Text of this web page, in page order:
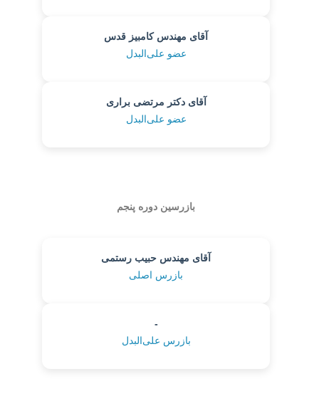
آقای مهندس کامبیز قدس
عضو علی‌البدل
آقای دکتر مرتضی براری
عضو علی‌البدل
بازرسین دوره پنجم
آقای مهندس حبیب رستمی
بازرس اصلی
بازرس علی‌البدل